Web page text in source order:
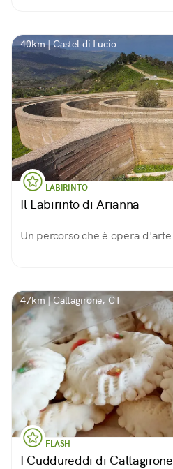
40km | Castel di Lucio
LABIRINTO
Il Labirinto di Arianna
Un percorso che è opera d'arte
47km | Caltagirone, CT
FLASH
I Cuddureddi di Caltagirone